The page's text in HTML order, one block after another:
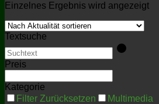
Einzelnes Ergebnis wird angezeigt
Textsuche
Preis
Kategorie
Filter Zurücksetzen
Multimedia